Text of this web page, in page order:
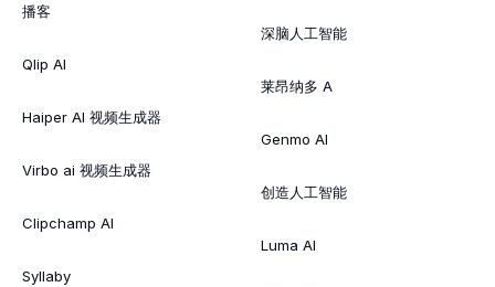
播客
Qlip AI
Haiper AI 视频生成器
Virbo ai 视频生成器
Clipchamp AI
Syllaby
深脑人工智能
莱昂纳多 A
Genmo AI
创造人工智能
Luma AI